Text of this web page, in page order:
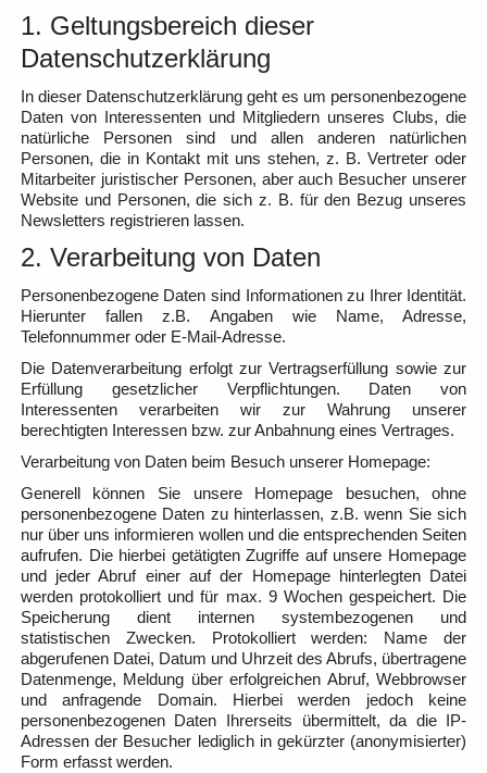
1. Geltungsbereich dieser
Datenschutzerklärung
In dieser Datenschutzerklärung geht es um personenbezogene
Daten von Interessenten und Mitgliedern unseres Clubs, die
natürliche Personen sind und allen anderen natürlichen
Personen, die in Kontakt mit uns stehen, z. B. Vertreter oder
Mitarbeiter juristischer Personen, aber auch Besucher unserer
Website und Personen, die sich z. B. für den Bezug unseres
Newsletters registrieren lassen.
2. Verarbeitung von Daten
Personenbezogene Daten sind Informationen zu Ihrer Identität.
Hierunter fallen z.B. Angaben wie Name, Adresse,
Telefonnummer oder E-Mail-Adresse.
Die Datenverarbeitung erfolgt zur Vertragserfüllung sowie zur
Erfüllung gesetzlicher Verpflichtungen. Daten von
Interessenten verarbeiten wir zur Wahrung unserer
berechtigten Interessen bzw. zur Anbahnung eines Vertrages.
Verarbeitung von Daten beim Besuch unserer Homepage:
Generell können Sie unsere Homepage besuchen, ohne
personenbezogene Daten zu hinterlassen, z.B. wenn Sie sich
nur über uns informieren wollen und die entsprechenden Seiten
aufrufen. Die hierbei getätigten Zugriffe auf unsere Homepage
und jeder Abruf einer auf der Homepage hinterlegten Datei
werden protokolliert und für max. 9 Wochen gespeichert. Die
Speicherung dient internen systembezogenen und
statistischen Zwecken. Protokolliert werden: Name der
abgerufenen Datei, Datum und Uhrzeit des Abrufs, übertragene
Datenmenge, Meldung über erfolgreichen Abruf, Webbrowser
und anfragende Domain. Hierbei werden jedoch keine
personenbezogenen Daten Ihrerseits übermittelt, da die IP-
Adressen der Besucher lediglich in gekürzter (anonymisierter)
Form erfasst werden.